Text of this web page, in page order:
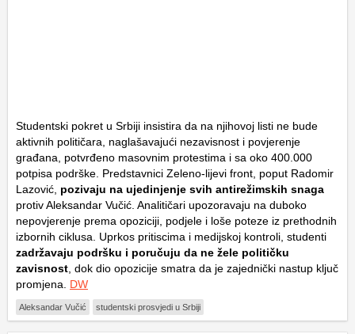
Studentski pokret u Srbiji insistira da na njihovoj listi ne bude
aktivnih političara, naglašavajući nezavisnost i povjerenje
građana, potvrđeno masovnim protestima i sa oko 400.000
potpisa podrške. Predstavnici Zeleno-lijevi front, poput Radomir
Lazović, pozivaju na ujedinjenje svih antirežimskih snaga
protivAleksandar Vučić. Analitičari upozoravaju na duboko
nepovjerenje prema opoziciji, podjele i loše poteze iz prethodnih
izbornih ciklusa. Uprkos pritiscima i medijskoj kontroli, studenti
zadržavaju podršku i poručuju da ne žele političku
zavisnost, dok dio opozicije smatra da je zajednički nastup ključ
promjena. DW
Aleksandar Vučić studentski prosvjedi u Srbiji